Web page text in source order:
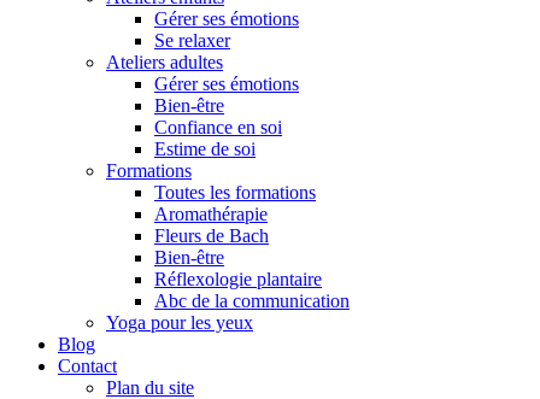
Gérer ses émotions
Se relaxer
Ateliers adultes
Gérer ses émotions
Bien-être
Confiance en soi
Estime de soi
Formations
Toutes les formations
Aromathérapie
Fleurs de Bach
Bien-être
Réflexologie plantaire
Abc de la communication
Yoga pour les yeux
Blog
Contact
Plan du site